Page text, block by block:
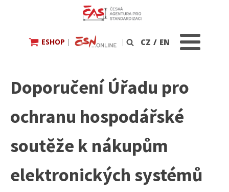
ESHOP | | Vyhledávání
CZ / EN
Doporučení Úřadu pro
ochranu hospodářské
soutěže k nákupům
elektronických systémů